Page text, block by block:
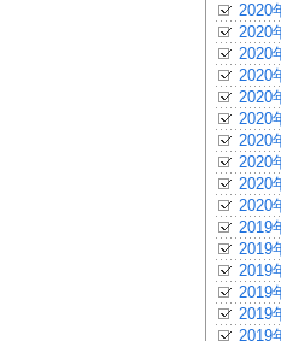
2020
2020
2020
2020
2020
2020
2020
2020
2020
2020
2019
2019
2019
2019
2019
2019